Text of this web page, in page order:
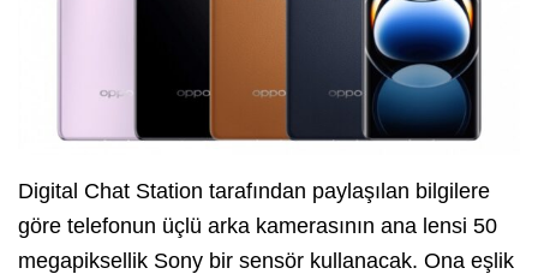
Digital Chat Station tarafından paylaşılan bilgilere
göre telefonun üçlü arka kamerasının ana lensi 50
megapiksellik Sony bir sensör kullanacak. Ona eşlik